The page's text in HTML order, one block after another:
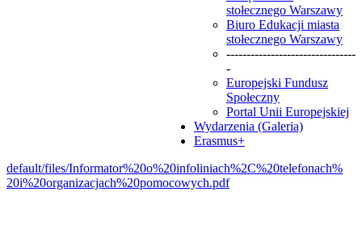
stołecznego Warszawy
Biuro Edukacji miasta
stołecznego Warszawy
--------------------------------
-
Europejski Fundusz
Społeczny
Portal Unii Europejskiej
Wydarzenia (Galeria)
Erasmus+
default/files/Informator%20o%20infoliniach%2C%20telefonach%
20i%20organizacjach%20pomocowych.pdf